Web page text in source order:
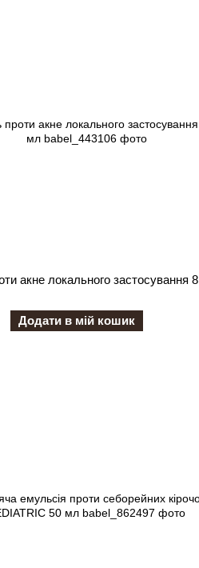
акне локального застосування 8
Додати в мій кошик